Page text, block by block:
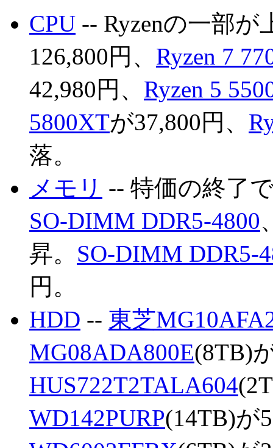
CPU -- Ryzenの一部が
126,800円、 Ryzen 7
42,980円、 Ryzen 5
5800XTが37,800円、
落。
メモリ -- 特価の終了
SO-DIMM DDR5-4800
昇。 SO-DIMM DDR5-
円。
HDD -- 東芝
MG08ADA800E(8TB)
HUS722T2TALA604
WD142PURP(14TB)が